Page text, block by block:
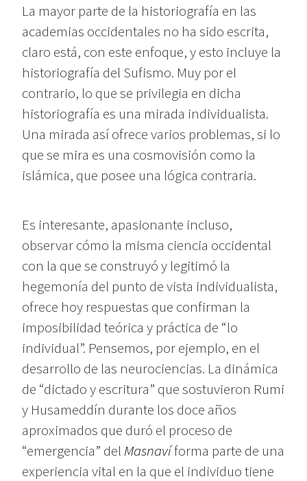
La mayor parte de la historiografía en las
academias occidentales no ha sido escrita,
claro está, con este enfoque, y esto incluye la
historiografía del Sufismo. Muy por el
contrario, lo que se privilegia en dicha
historiografía es una mirada individualista.
Una mirada así ofrece varios problemas, si lo
que se mira es una cosmovisión como la
islámica, que posee una lógica contraria.
Es interesante, apasionante incluso,
observar cómo la misma ciencia occidental
con la que se construyó y legitimó la
hegemonía del punto de vista individualista,
ofrece hoy respuestas que confirman la
imposibilidad teórica y práctica de “lo
individual”. Pensemos, por ejemplo, en el
desarrollo de las neurociencias. La dinámica
de “dictado y escritura” que sostuvieron Rumi
y Husameddín durante los doce años
aproximados que duró el proceso de
“emergencia” del Masnavíforma parte de una
experiencia vital en la que el individuo tiene